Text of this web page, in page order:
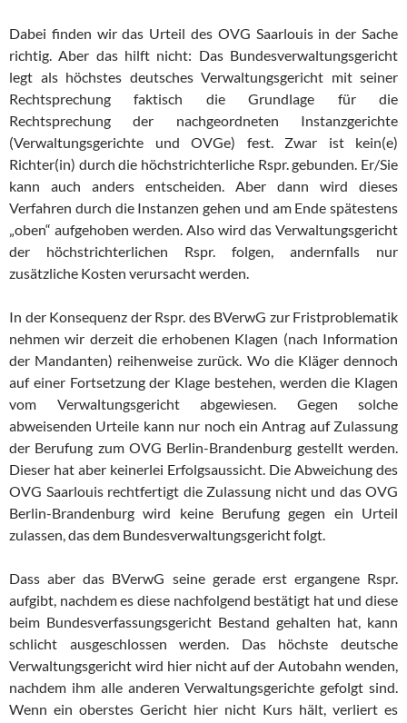
Dabei finden wir das Urteil des OVG Saarlouis in der Sache
richtig. Aber das hilft nicht: Das Bundesverwaltungsgericht
legt als höchstes deutsches Verwaltungsgericht mit seiner
Rechtsprechung faktisch die Grundlage für die
Rechtsprechung der nachgeordneten Instanzgerichte
(Verwaltungsgerichte und OVGe) fest. Zwar ist kein(e)
Richter(in) durch die höchstrichterliche Rspr. gebunden. Er/Sie
kann auch anders entscheiden. Aber dann wird dieses
Verfahren durch die Instanzen gehen und am Ende spätestens
„oben“ aufgehoben werden. Also wird das Verwaltungsgericht
der höchstrichterlichen Rspr. folgen, andernfalls nur
zusätzliche Kosten verursacht werden.
In der Konsequenz der Rspr. des BVerwG zur Fristproblematik
nehmen wir derzeit die erhobenen Klagen (nach Information
der Mandanten) reihenweise zurück. Wo die Kläger dennoch
auf einer Fortsetzung der Klage bestehen, werden die Klagen
vom Verwaltungsgericht abgewiesen. Gegen solche
abweisenden Urteile kann nur noch ein Antrag auf Zulassung
der Berufung zum OVG Berlin-Brandenburg gestellt werden.
Dieser hat aber keinerlei Erfolgsaussicht. Die Abweichung des
OVG Saarlouis rechtfertigt die Zulassung nicht und das OVG
Berlin-Brandenburg wird keine Berufung gegen ein Urteil
zulassen, das dem Bundesverwaltungsgericht folgt.
Dass aber das BVerwG seine gerade erst ergangene Rspr.
aufgibt, nachdem es diese nachfolgend bestätigt hat und diese
beim Bundesverfassungsgericht Bestand gehalten hat, kann
schlicht ausgeschlossen werden. Das höchste deutsche
Verwaltungsgericht wird hier nicht auf der Autobahn wenden,
nachdem ihm alle anderen Verwaltungsgerichte gefolgt sind.
Wenn ein oberstes Gericht hier nicht Kurs hält, verliert es